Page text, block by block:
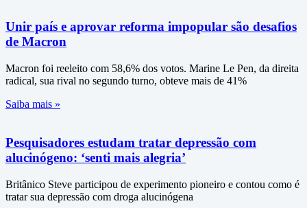
Unir país e aprovar reforma impopular são desafios
de Macron
Macron foi reeleito com 58,6% dos votos. Marine Le Pen, da direita
radical, sua rival no segundo turno, obteve mais de 41%
Saiba mais »
Pesquisadores estudam tratar depressão com
alucinógeno: ‘senti mais alegria’
Britânico Steve participou de experimento pioneiro e contou como é
tratar sua depressão com droga alucinógena